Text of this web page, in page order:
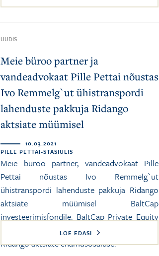
UUDIS
Meie büroo partner ja
vandeadvokaat Pille Pettai nõustas
Ivo Remmelg`ut ühistranspordi
lahenduste pakkuja Ridango
aktsiate müümisel
10.03.2021
PILLE PETTAI-STASIULIS
Meie büroo partner, vandeadvokaat Pille
Pettai nõustas Ivo Remmelg`ut
ühistranspordi lahenduste pakkuja Ridango
aktsiate müümisel BaltCap
investeerimisfondile. BaltCap Private Equity
Fund III usaldusfond omandas tehinguga
Ridango aktsiate enamusosaluse.
LOE EDASI